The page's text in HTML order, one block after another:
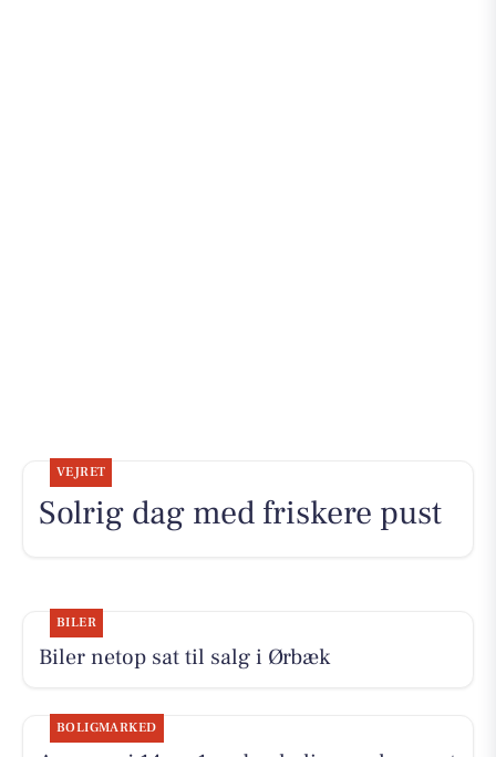
VEJRET
Solrig dag med friskere pust
BILER
Biler netop sat til salg i Ørbæk
BOLIGMARKED